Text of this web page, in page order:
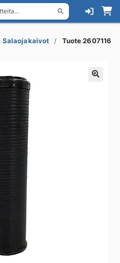
Salaojakaivot Tuote 2607116